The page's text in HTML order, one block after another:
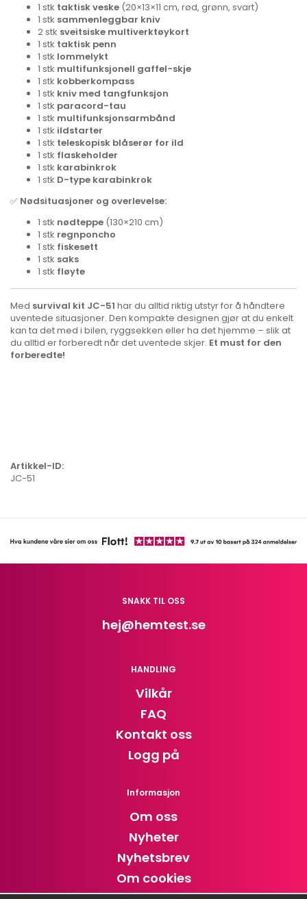
1 stk taktisk veske (20×13×11 cm, rød, grønn, svart)
1 stk sammenleggbar kniv
2 stk sveitsiske multiverktøykort
1 stk taktisk penn
1 stk lommelykt
1 stk multifunksjonell gaffel-skje
1 stk kobberkompass
1 stk kniv med tangfunksjon
1 stk paracord-tau
1 stk multifunksjonsarmbånd
1 stk ildstarter
1 stk teleskopisk blåserør for ild
1 stk flaskeholder
1 stk karabinkrok
1 stk D-type karabinkrok
✅ Nødsituasjoner og overlevelse:
1 stk nødteppe (130×210 cm)
1 stk regnponcho
1 stk fiskesett
1 stk saks
1 stk fløyte
Med survival kit JC-51 har du alltid riktig utstyr for å håndtere
uventede situasjoner. Den kompakte designen gjør at du enkelt
kan ta det med i bilen, ryggsekken eller ha det hjemme – slik at
du alltid er forberedt når det uventede skjer. Et must for den
forberedte!
Artikkel-ID:
JC-51
SNAKK TIL OSS
hej@hemtest.se
HANDLING
Vilkår
FAQ
Kontakt oss
Logg på
Informasjon
Om oss
Nyheter
Nyhetsbrev
Om cookies